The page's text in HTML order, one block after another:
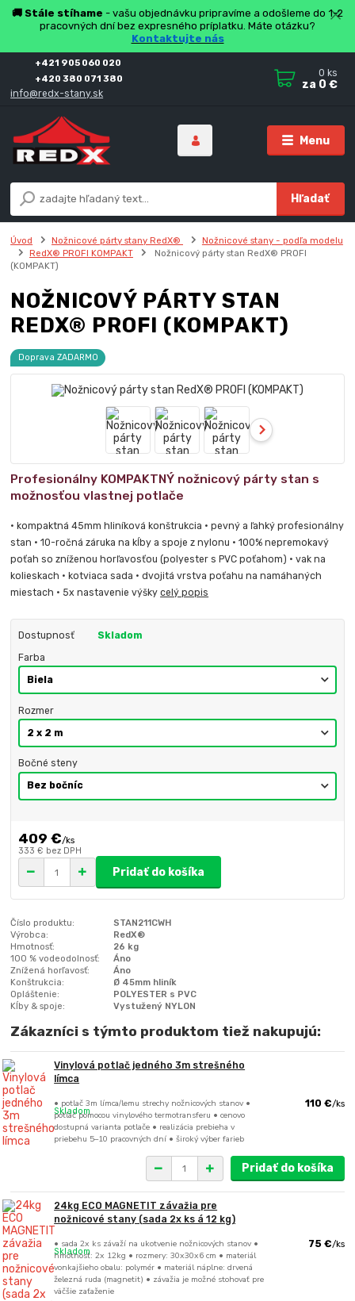
🚚 Stále stíhame - vašu objednávku pripravíme a odošleme do 1-2
pracovných dní bez expresného príplatku. Máte otázku?
Kontaktujte nás
Menu
Hľadať
+421 905 060 020
+420 380 071 380
info@redx-stany.sk
0 ks
za 0 €
Úvod Nožnicové párty stany RedX®
Nožnicové stany - podľa modelu
RedX® PROFI KOMPAKT
Nožnicový párty stan RedX® PROFI
(KOMPAKT)
NOŽNICOVÝ PÁRTY STAN
REDX® PROFI (KOMPAKT)
Doprava ZADARMO
Profesionálny KOMPAKTNÝ nožnicový párty stan s
možnosťou vlastnej potlače
• kompaktná 45mm hliníková konštrukcia • pevný a ľahký profesionálny
stan • 10-ročná záruka na kĺby a spoje z nylonu • 100% nepremokavý
poťah so zníženou horľavosťou (polyester s PVC poťahom) • vak na
kolieskach • kotviaca sada • dvojitá vrstva poťahu na namáhaných
miestach • 5x nastavenie výškycelý popis
Dostupnosť Skladom
Farba
Rozmer
Bočné steny
409 €/ks
333 € bez DPH
Pridať do košíka
Číslo produktu:
STAN211CWH
Výrobca:
RedX®
Hmotnosť:
26 kg
100 % vodeodolnosť:
Áno
Znížená horľavosť:
Áno
Konštrukcia:
Ø 45mm hliník
Opláštenie:
POLYESTER s PVC
Kĺby & spoje:
Vystužený NYLON
Zákazníci s týmto produktom tiež nakupujú:
Vinylová potlač jedného 3m strešného
límca
• potlač 3m límca/lemu strechy nožnicových stanov •
potlač pomocou vinylového termotransferu • cenovo
dostupná varianta potlače • realizácia prebieha v
priebehu 5–10 pracovných dní • široký výber farieb
110 €/ks
Skladom
Pridať do košíka
24kg ECO MAGNETIT závažia pre
nožnicové stany (sada 2x ks á 12 kg)
• sada 2x ks závaží na ukotvenie nožnicových stanov •
hmotnosť: 2x 12kg • rozmery: 30x30x6 cm • materiál
vonkajšieho obalu: polymér • materiál náplne: drvená
železná ruda (magnetit) • závažia je možné stohovať pre
väčšie zaťaženie
75 €/ks
Skladom